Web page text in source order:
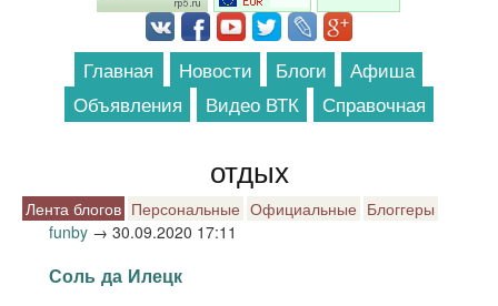
Главная Новости Блоги
Афиша
Объявления
Видео ВТК Справочная
отдых
Лента блогов Персональные Официальные Блоггеры
funby → 30.09.2020 17:11
Соль да Илецк